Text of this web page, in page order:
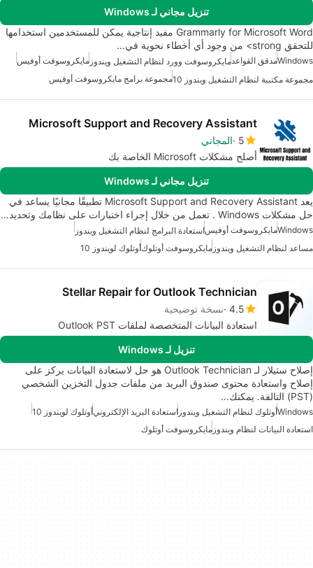
تنزيل مجاني لـ Windows
Grammarly for Microsoft Word مفيد إنتاجية يمكن للمستخدمين استخدامها
للتحقق strong> من وجود أي أخطاء نحوية في…
Windowsمدقق القواعدمايكروسوفت وورد لنظام التشغيل ويندوز مايكروسوفت أوفيس
مجموعة مكتبية لنظام التشغيل ويندوز 10
مجموعة برامج مايكروسوفت أوفيس
Microsoft Support and Recovery Assistant
5 المجاني
أصلح مشكلات Microsoft الخاصة بك
تنزيل مجاني لـ Windows
يعد Microsoft Support and Recovery Assistant تطبيقًا مجانيًا يساعد في
حل مشكلات Windows . تعمل من خلال إجراء اختبارات على نظامك وتحديد…
Windowsمايكروسوفت أوفيساستعادة البرامج لنظام التشغيل ويندوز
مساعد لنظام التشغيل ويندوز مايكروسوفت أوتلوكأوتلوك لويندوز 10
Stellar Repair for Outlook Technician
4.5 نسخة توضيحية
استعادة البيانات المتخصصة لملفات Outlook PST
تنزيل لـ Windows
إصلاح ستيلار لـ Outlook Technician هو حل لاستعادة البيانات يركز على
إصلاح واستعادة محتوى صندوق البريد من ملفات جدول التخزين الشخصي
(PST) التالفة. يمكنك…
Windowsأوتلوك لنظام التشغيل ويندوز استعادة البريد الإلكترونيأوتلوك لويندوز 10
استعادة البيانات لنظام ويندوز مايكروسوفت أوتلوك